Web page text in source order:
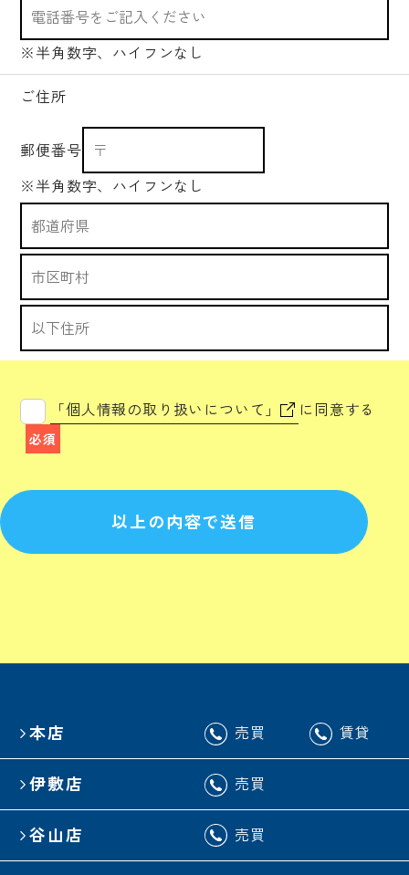
※半角数字、ハイフンなし
ご住所
郵便番号
※半角数字、ハイフンなし
「個人情報の取り扱いについて」 に同意する
必須
以上の内容で送信
本店 売買 賃貸
伊敷店 売買
谷山店 売買